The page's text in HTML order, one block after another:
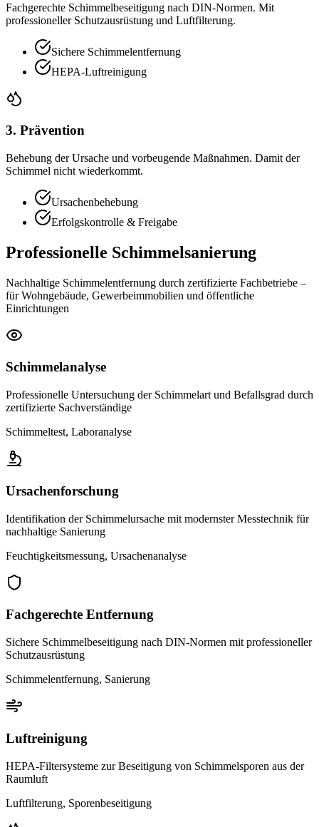
Fachgerechte Schimmelbeseitigung nach DIN-Normen. Mit
professioneller Schutzausrüstung und Luftfilterung.
Sichere Schimmelentfernung
HEPA-Luftreinigung
3. Prävention
Behebung der Ursache und vorbeugende Maßnahmen. Damit der
Schimmel nicht wiederkommt.
Ursachenbehebung
Erfolgskontrolle & Freigabe
Professionelle Schimmelsanierung
Nachhaltige Schimmelentfernung durch zertifizierte Fachbetriebe –
für Wohngebäude, Gewerbeimmobilien und öffentliche
Einrichtungen
Schimmelanalyse
Professionelle Untersuchung der Schimmelart und Befallsgrad durch
zertifizierte Sachverständige
Schimmeltest, Laboranalyse
Ursachenforschung
Identifikation der Schimmelursache mit modernster Messtechnik für
nachhaltige Sanierung
Feuchtigkeitsmessung, Ursachenanalyse
Fachgerechte Entfernung
Sichere Schimmelbeseitigung nach DIN-Normen mit professioneller
Schutzausrüstung
Schimmelentfernung, Sanierung
Luftreinigung
HEPA-Filtersysteme zur Beseitigung von Schimmelsporen aus der
Raumluft
Luftfilterung, Sporenbeseitigung